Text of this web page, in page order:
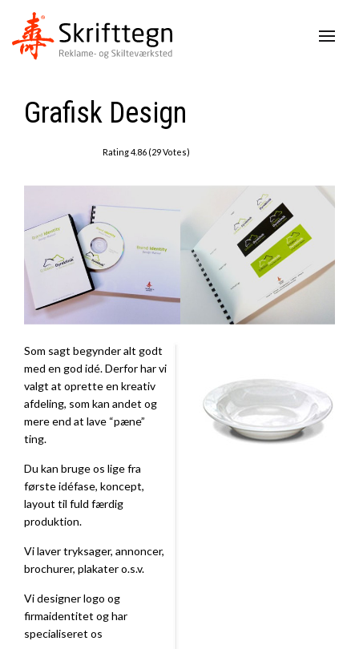
Grafisk Design
Rating 4.86 (29 Votes)
Som sagt begynder alt godt
med en god idé. Derfor har vi
valgt at oprette en kreativ
afdeling, som kan andet og
mere end at lave “pæne”
ting.
Du kan bruge os lige fra
første idéfase, koncept,
layout til fuld færdig
produktion.
Vi laver tryksager, annoncer,
brochurer, plakater o.s.v.
Vi designer logo og
firmaidentitet og har
specialiseret os